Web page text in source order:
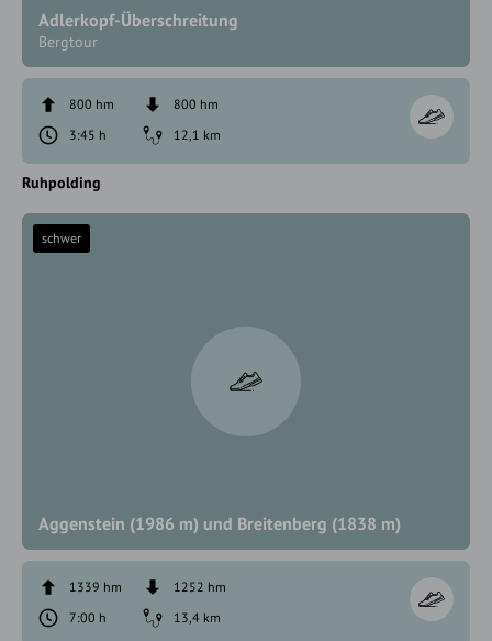
Adlerkopf-Überschreitung
Bergtour
800 hm
800 hm
3:45 h
12,1 km
Ruhpolding
Aggenstein (1986 m) und Breitenberg (1838 m)
schwer
1339 hm
1252 hm
7:00 h
13,4 km